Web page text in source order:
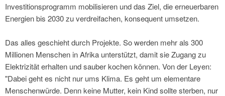
Investitionsprogramm mobilisieren und das Ziel, die erneuerbaren
Energien bis 2030 zu verdreifachen, konsequent umsetzen.
Das alles geschieht durch Projekte. So werden mehr als 300
Millionen Menschen in Afrika unterstützt, damit sie Zugang zu
Elektrizität erhalten und sauber kochen können. Von der Leyen:
"Dabei geht es nicht nur ums Klima. Es geht um elementare
Menschenwürde. Denn keine Mutter, kein Kind sollte sterben, nur